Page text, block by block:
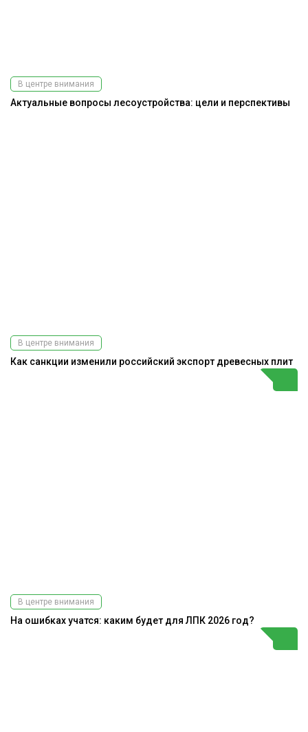
В центре внимания
Актуальные вопросы лесоустройства: цели и перспективы
В центре внимания
Как санкции изменили российский экспорт древесных плит
В центре внимания
На ошибках учатся: каким будет для ЛПК 2026 год?